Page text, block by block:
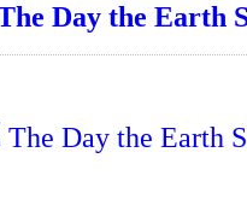
Day the Earth
Day the Earth